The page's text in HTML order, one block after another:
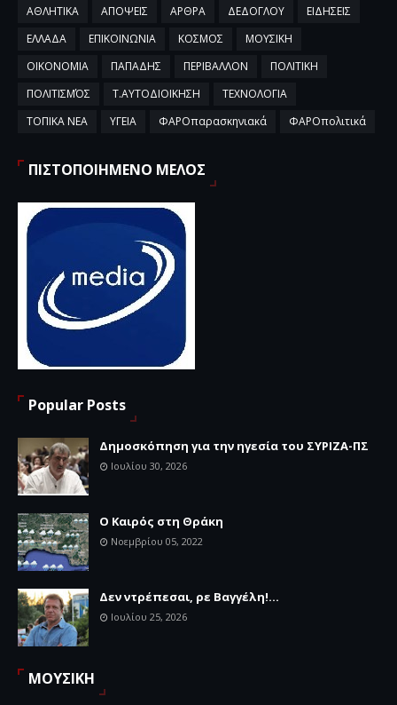
ΑΘΛΗΤΙΚΑ ΑΠΟΨΕΙΣ ΑΡΘΡΑ ΔΕΔΟΓΛΟΥ
ΕΙΔΗΣΕΙΣ
ΕΛΛΑΔΑ
ΕΠΙΚΟΙΝΩΝΙΑ ΚΟΣΜΟΣ
ΜΟΥΣΙΚΗ
ΟΙΚΟΝΟΜΙΑ
ΠΑΠΑΔΗΣ ΠΕΡΙΒΑΛΛΟΝ
ΠΟΛΙΤΙΚΗ
ΠΟΛΙΤΙΣΜΌΣ
Τ.ΑΥΤΟΔΙΟΙΚΗΣΗ
ΤΕΧΝΟΛΟΓΙΑ
ΤΟΠΙΚΑ ΝΕΑ
ΥΓΕΙΑ ΦΑΡΟπαρασκηνιακά ΦΑΡΟπολιτικά
ΠΙΣΤΟΠΟΙΗΜΕΝΟ ΜΕΛΟΣ
Popular Posts
Δημοσκόπηση για την ηγεσία του ΣΥΡΙΖΑ-ΠΣ
Ιουλίου 30, 2026
Ο Καιρός στη Θράκη
Νοεμβρίου 05, 2022
Δεν ντρέπεσαι, ρε Βαγγέλη!...
Ιουλίου 25, 2026
ΜΟΥΣΙΚΗ